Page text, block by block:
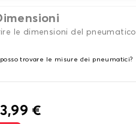
le dimensioni del pneumatico
posso trovare le misure dei pneumatici?
€